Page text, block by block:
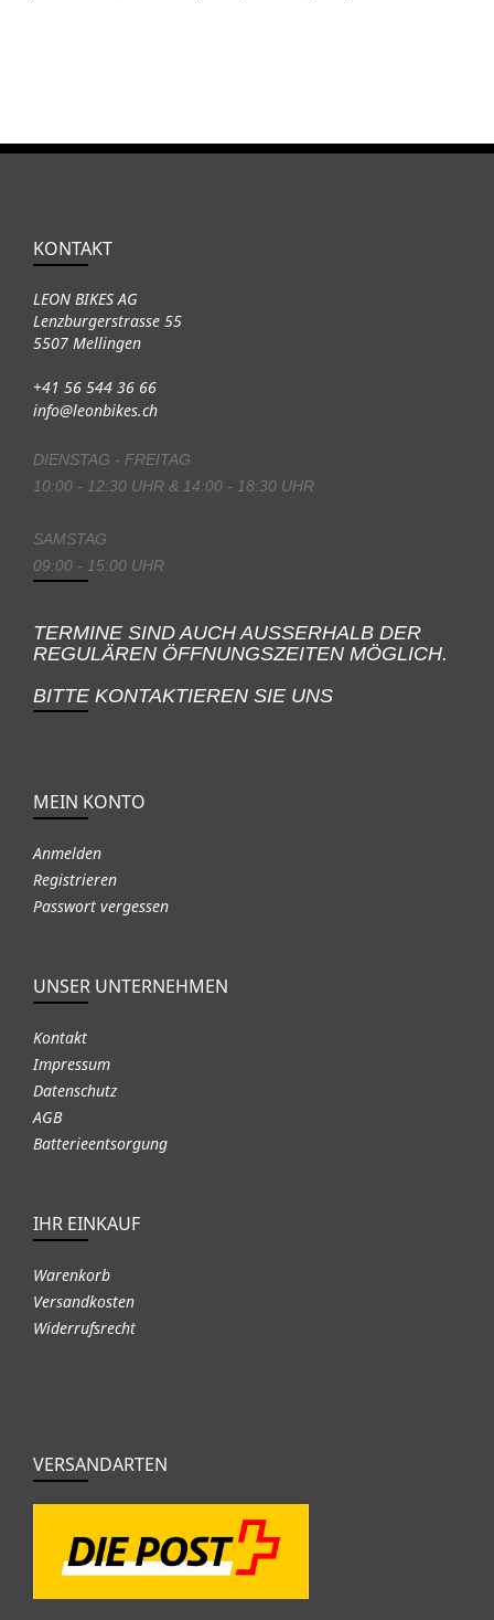
KONTAKT
LEON BIKES AG
Lenzburgerstrasse 55
5507 Mellingen
+41 56 544 36 66
info@leonbikes.ch
DIENSTAG - FREITAG
10:00 - 12:30 UHR & 14:00 - 18:30 UHR
SAMSTAG
09:00 - 15:00 UHR
TERMINE SIND AUCH AUSSERHALB DER
REGULÄREN ÖFFNUNGSZEITEN MÖGLICH.
BITTE KONTAKTIEREN SIE UNS
MEIN KONTO
Anmelden
Registrieren
Passwort vergessen
UNSER UNTERNEHMEN
Kontakt
Impressum
Datenschutz
AGB
Batterieentsorgung
IHR EINKAUF
Warenkorb
Versandkosten
Widerrufsrecht
VERSANDARTEN